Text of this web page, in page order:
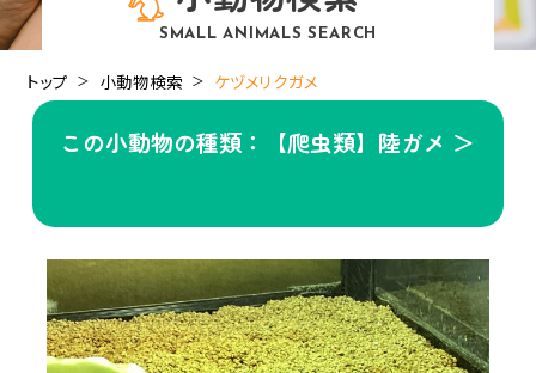
SMALL ANIMALS SEARCH
トップ 小動物検索 ケヅメリクガメ
この小動物の種類：【爬虫類】陸ガメ ＞